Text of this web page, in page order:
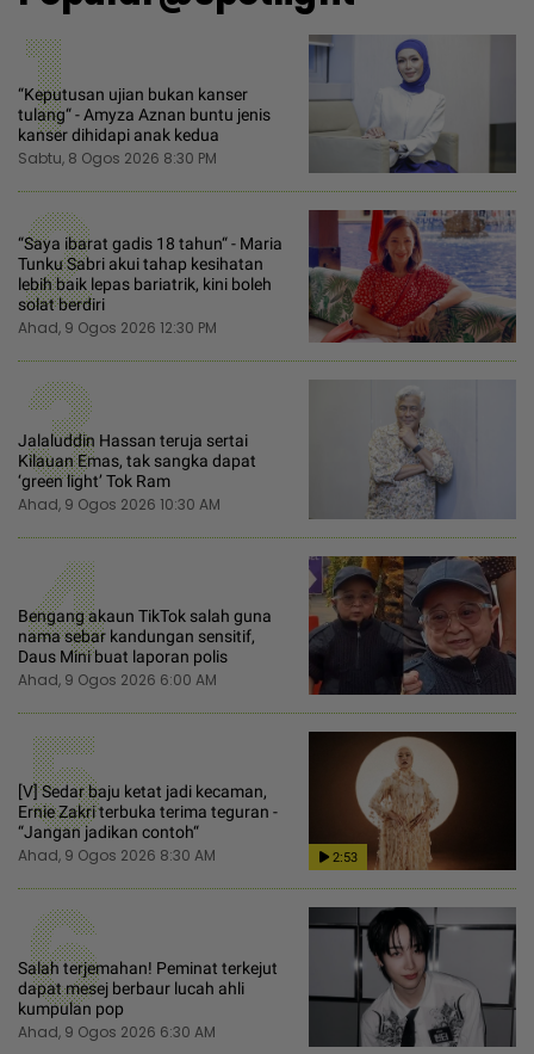
1
“Keputusan ujian bukan kanser
tulang“ - Amyza Aznan buntu jenis
kanser dihidapi anak kedua
Sabtu, 8 Ogos 2026 8:30 PM
2
“Saya ibarat gadis 18 tahun“ - Maria
Tunku Sabri akui tahap kesihatan
lebih baik lepas bariatrik, kini boleh
solat berdiri
Ahad, 9 Ogos 2026 12:30 PM
3
Jalaluddin Hassan teruja sertai
Kilauan Emas, tak sangka dapat
‘green light’ Tok Ram
Ahad, 9 Ogos 2026 10:30 AM
4
Bengang akaun TikTok salah guna
nama sebar kandungan sensitif,
Daus Mini buat laporan polis
Ahad, 9 Ogos 2026 6:00 AM
5
[V] Sedar baju ketat jadi kecaman,
Ernie Zakri terbuka terima teguran -
“Jangan jadikan contoh“
Ahad, 9 Ogos 2026 8:30 AM 2:53
6
Salah terjemahan! Peminat terkejut
dapat mesej berbaur lucah ahli
kumpulan pop
Ahad, 9 Ogos 2026 6:30 AM